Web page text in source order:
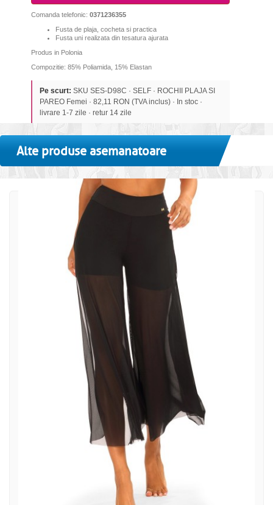
Comanda telefonic: 0371236355
Fusta de plaja, cocheta si practica
Fusta uni realizata din tesatura ajurata
Produs in Polonia
Compozitie: 85% Poliamida, 15% Elastan
Pe scurt: SKU SES-D98C · SELF · ROCHII PLAJA SI
PAREO Femei · 82,11 RON (TVA inclus) · In stoc ·
livrare 1-7 zile · retur 14 zile
Alte produse asemanatoare